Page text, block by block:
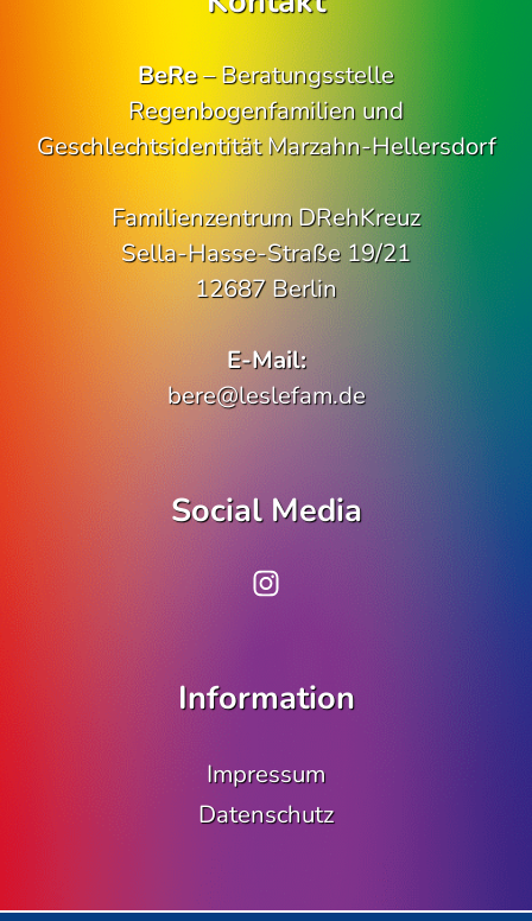
BeRe– Beratungsstelle
Regenbogenfamilien und
Geschlechtsidentität Marzahn-Hellersdorf
Familienzentrum DRehKreuz
Sella-Hasse-Straße 19/21
12687 Berlin
E-Mail:
bere@leslefam.de
Social Media
Information
Impressum
Datenschutz